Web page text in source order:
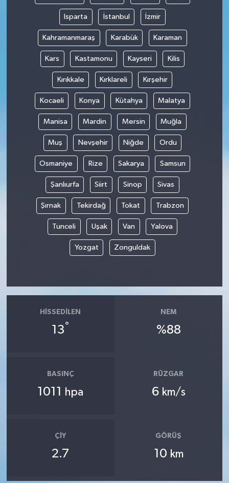
Isparta İstanbul İzmir
Kahramanmaraş Karabük Karaman
Kars Kastamonu Kayseri Kilis
Kırıkkale Kırklareli Kırşehir
Kocaeli Konya Kütahya Malatya
Manisa Mardin Mersin Muğla
Muş Nevşehir Niğde Ordu
Osmaniye Rize Sakarya Samsun
Şanlıurfa Siirt Sinop Sivas
Şırnak Tekirdağ Tokat Trabzon
Tunceli Uşak Van Yalova
Yozgat Zonguldak
HISSEDILEN
13°
NEM
%88
BASINÇ
1011 hpa
RÜZGAR
6 km/s
ÇIY
2.7
GÖRÜŞ
10 km